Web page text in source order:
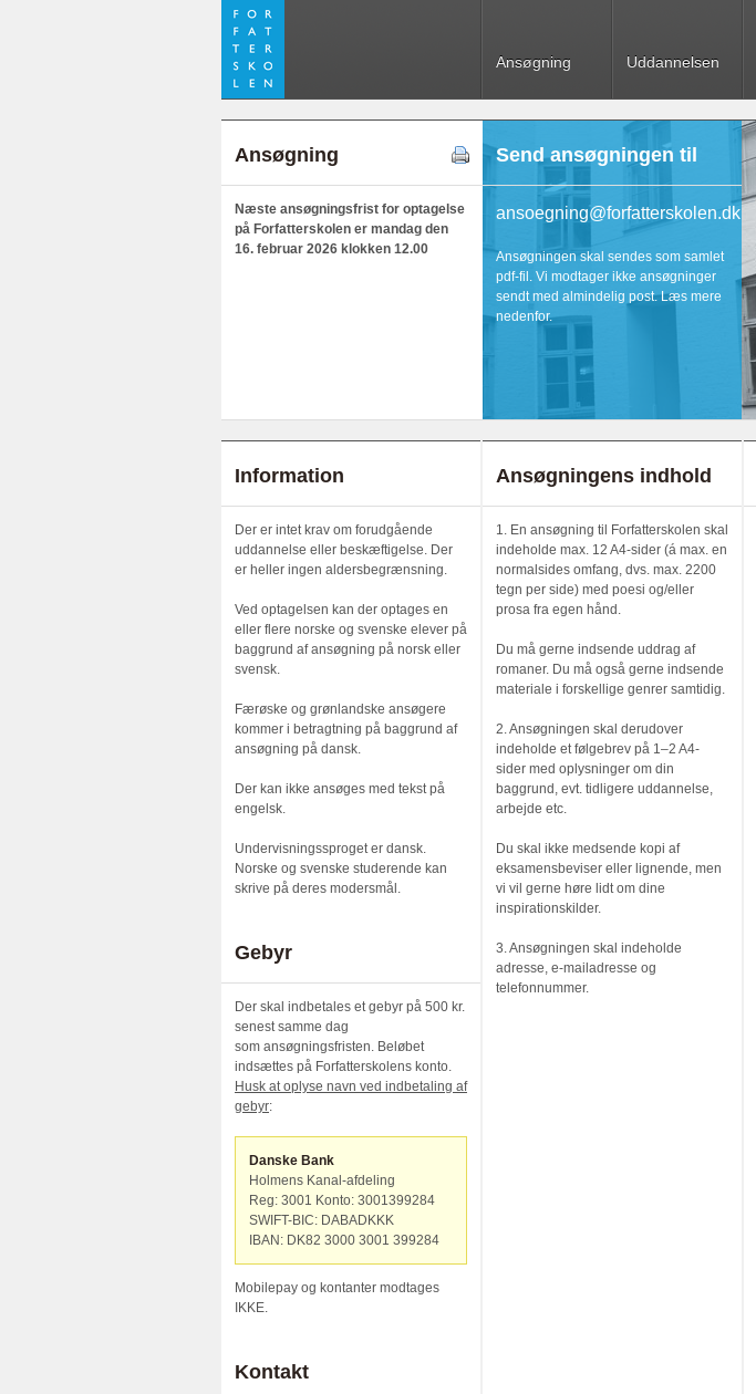
Ansøgning Uddannelsen
Ansøgning
Næste ansøgningsfrist for optagelse
på Forfatterskolen er mandag den
16. februar 2026 klokken 12.00
Send ansøgningen til
ansoegning@forfatterskolen.dk
Ansøgningen skal sendes som samlet
pdf-fil. Vi modtager ikke ansøgninger
sendt med almindelig post. Læs mere
nedenfor.
Information
Der er intet krav om forudgående
uddannelse eller beskæftigelse. Der
er heller ingen aldersbegrænsning.
Ved optagelsen kan der optages en
eller flere norske og svenske elever på
baggrund af ansøgning på norsk eller
svensk.
Færøske og grønlandske ansøgere
kommer i betragtning på baggrund af
ansøgning på dansk.
Der kan ikke ansøges med tekst på
engelsk.
Undervisningssproget er dansk.
Norske og svenske studerende kan
skrive på deres modersmål.
Gebyr
Der skal indbetales et gebyr på 500 kr.
senest samme dag
som ansøgningsfristen. Beløbet
indsættes på Forfatterskolens konto.
Husk at oplyse navn ved indbetaling af
gebyr:
Danske Bank
Holmens Kanal-afdeling
Reg: 3001 Konto: 3001399284
SWIFT-BIC: DABADKKK
IBAN: DK82 3000 3001 399284
Mobilepay og kontanter modtages
IKKE.
Kontakt
Ansøgningens indhold
1. En ansøgning til Forfatterskolen skal
indeholde max. 12 A4-sider (á max. en
normalsides omfang, dvs. max. 2200
tegn per side) med poesi og/eller
prosa fra egen hånd.
Du må gerne indsende uddrag af
romaner. Du må også gerne indsende
materiale i forskellige genrer samtidig.
2. Ansøgningen skal derudover
indeholde et følgebrev på 1–2 A4-
sider med oplysninger om din
baggrund, evt. tidligere uddannelse,
arbejde etc.
Du skal ikke medsende kopi af
eksamensbeviser eller lignende, men
vi vil gerne høre lidt om dine
inspirationskilder.
3. Ansøgningen skal indeholde
adresse, e-mailadresse og
telefonnummer.